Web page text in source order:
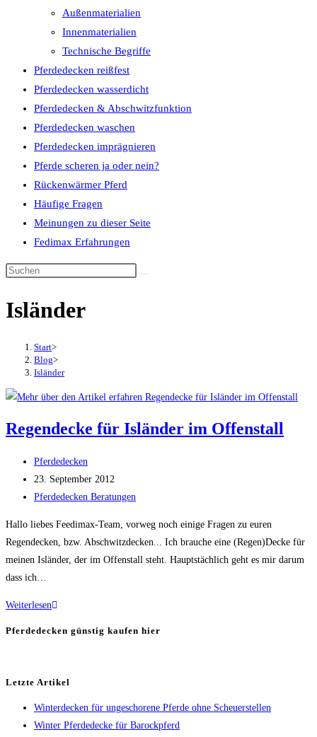
Außenmaterialien
Innenmaterialien
Technische Begriffe
Pferdedecken reißfest
Pferdedecken wasserdicht
Pferdedecken & Abschwitzfunktion
Pferdedecken waschen
Pferdedecken imprägnieren
Pferde scheren ja oder nein?
Rückenwärmer Pferd
Häufige Fragen
Meinungen zu dieser Seite
Fedimax Erfahrungen
Diese
durchsuchen
Isländer
Start>
Blog>
Isländer
Regendecke für Isländer im Offenstall
Beitrags-
Autor:
Pferdedecken
Beitrag
veröffentlicht:
23. September 2012
Beitrags-
Pferdedecken Beratungen
Hallo liebes Feedimax-Team, vorweg noch einige Fragen zu euren
Regendecken, bzw. Abschwitzdecken... Ich brauche eine (Regen)Decke für
meinen Isländer, der im Offenstall steht. Hauptstächlich geht es mir darum
dass ich…
WeiterlesenRegendecke
Pferdedecken günstig kaufen hier
Letzte Artikel
Winterdecken für ungeschorene Pferde ohne Scheuerstellen
Winter Pferdedecke für Barockpferd